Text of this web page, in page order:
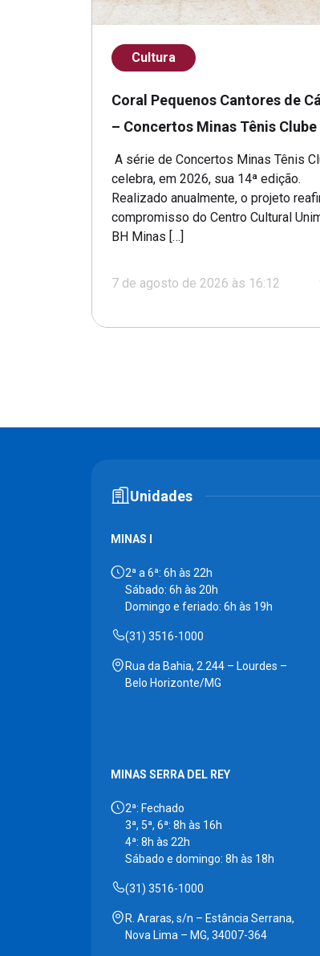
Cultura
Coral Pequenos Cantores de
– Concertos Minas Tênis Clube
A série de Concertos Minas Tênis
celebra, em 2026, sua 14ª edição.
Realizado anualmente, o projeto
compromisso do Centro Cultural
BH Minas […]
7 de agosto de 2026 às 16:12
Unidades
MINAS I
2ª a 6ª: 6h às 22h
Sábado: 6h às 20h
Domingo e feriado: 6h às 19h
(31) 3516-1000
Rua da Bahia, 2.244 – Lourdes –
Belo Horizonte/MG
MINAS SERRA DEL REY
2ª: Fechado
3ª, 5ª, 6ª: 8h às 16h
4ª: 8h às 22h
Sábado e domingo: 8h às 18h
(31) 3516-1000
R. Araras, s/n – Estância Serrana,
Nova Lima – MG, 34007-364